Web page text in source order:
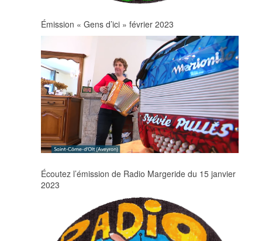
Émission « Gens d’ici » février 2023
Écoutez l’émission de Radio Margeride du 15 janvier
2023